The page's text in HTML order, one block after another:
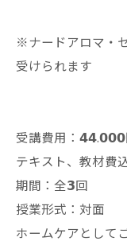
※ナードアロマ・
受けられます
受講費用：𝟰𝟰.𝟬𝟬𝟬
テキスト、教材費
期間：全𝟯回
授業形式：対面
ホームケアとして